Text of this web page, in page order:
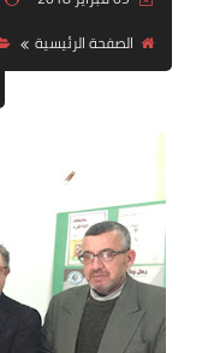
الصفحة الرئيسية